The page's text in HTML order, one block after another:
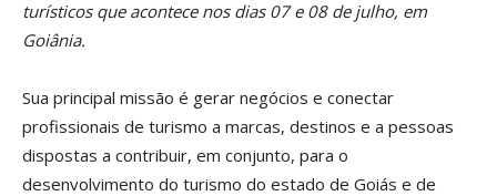
turísticos que acontece nos dias 07 e 08 de julho, em
Goiânia.
Sua principal missão é gerar negócios e conectar
profissionais de turismo a marcas, destinos e a pessoas
dispostas a contribuir, em conjunto, para o
desenvolvimento do turismo do estado de Goiás e de